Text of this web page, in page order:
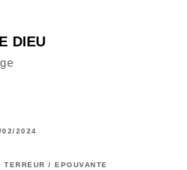
DIEU
02/2024
TERREUR / EPOUVANTE